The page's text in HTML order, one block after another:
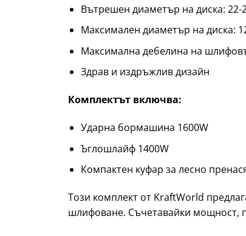
Вътрешен диаметър на диска:
Максимален диаметър на диска:
Максимална дебелина на
Здрав и издръжлив дизайн
Комплектът включва:
Ударна бормашина 1600W
Ъглошлайф 1400W
Компактен куфар за лесно
Този комплект от KraftWorld
шлифоване. Съчетавайки мощност,